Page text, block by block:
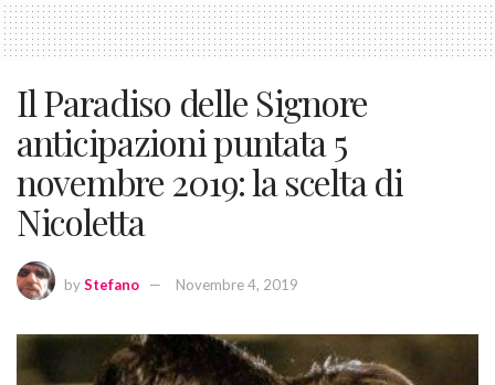
Il Paradiso delle Signore
anticipazioni puntata 5
novembre 2019: la scelta di
Nicoletta
byStefano Novembre 4, 2019